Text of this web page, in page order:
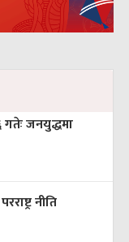
जनयुद्धमा
नीति